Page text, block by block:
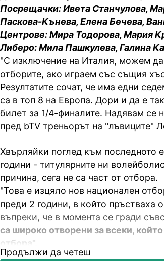
Посрещачки: Ивета Станчулова,
Паскова-Кънева, Елена Бечева,
Центрове: Мира Тодорова, Мария
Либеро: Мила Пашкулева, Галина
"С изключение на Италия, можем
отборите, ако играем със същия
Резултатите сочат, че има едни
са в топ 8 на Европа. Дори и да е
билет за 1/4-финалите. Надявам се
пред bTV треньорът на "лъвиците"
Хвърляйки поглед към последното
години - титулярните ни
причина, сега не са част от отбора.
"Това е изцяло нов национален
преди 2 години, в който пръстваха
въпреки, че в момента се гради
са широко отворени за всеки,
отбора".
Продължи да четеш